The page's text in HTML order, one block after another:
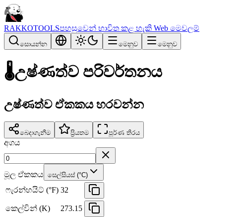
RAKKOTOOLSපහසුවෙන් භාවිත කළ හැකි Web මෙවලම්
සොයන්න මෙනුව මෙනුව
🌡️උෂ්ණත්ව පරිවර්තනය
උෂ්ණත්ව ඒකකය හරවන්න
බෙදාගැනීම ප්‍රියතම පූර්ණ තිරය
අගය
මූල ඒකකය සෙල්සියස් (°C)
ෆැරන්හයිට් (°F) 32
කෙල්වින් (K) 273.15